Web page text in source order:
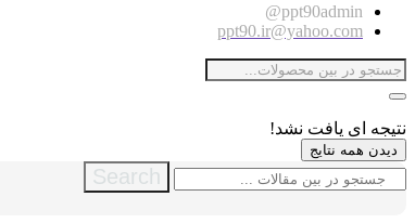
ppt90admin@
ppt90.ir@yahoo.com
نتیجه ای یافت نشد!
دیدن همه نتایج
Search